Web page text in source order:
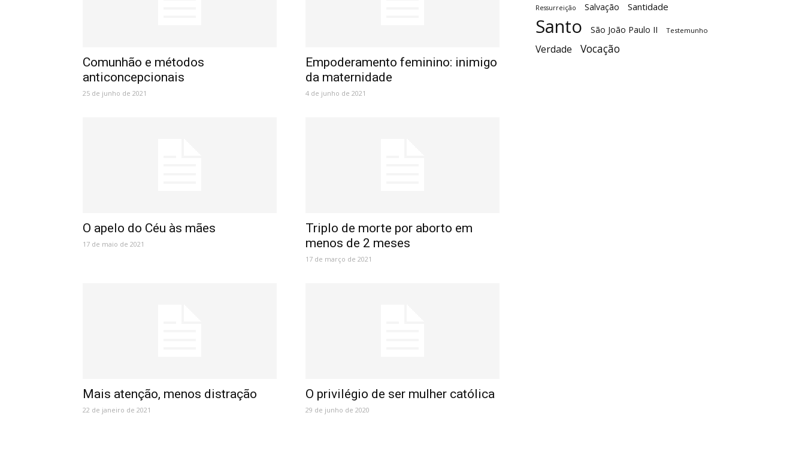
Comunhão e métodos
anticoncepcionais
25 de junho de 2021
Empoderamento feminino: inimigo
da maternidade
4 de junho de 2021
O apelo do Céu às mães
17 de maio de 2021
Triplo de morte por aborto em
menos de 2 meses
17 de março de 2021
Mais atenção, menos distração
22 de janeiro de 2021
O privilégio de ser mulher católica
29 de junho de 2020
Ressurreição Salvação Santidade
Santo São João Paulo II Testemunho
Verdade Vocação